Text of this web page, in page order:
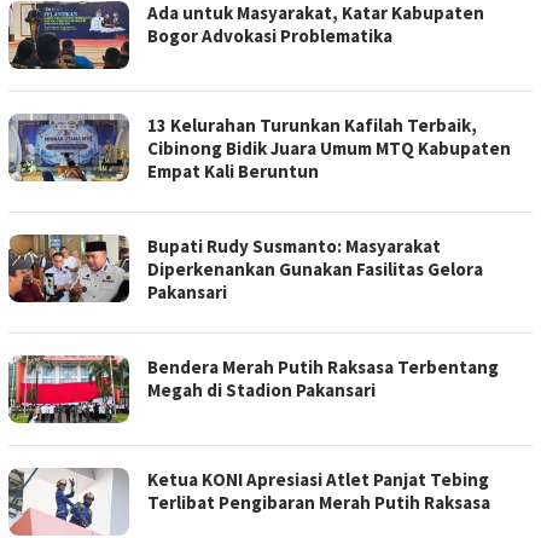
Ada untuk Masyarakat, Katar Kabupaten
Bogor Advokasi Problematika
13 Kelurahan Turunkan Kafilah Terbaik,
Cibinong Bidik Juara Umum MTQ Kabupaten
Empat Kali Beruntun
Bupati Rudy Susmanto: Masyarakat
Diperkenankan Gunakan Fasilitas Gelora
Pakansari
Bendera Merah Putih Raksasa Terbentang
Megah di Stadion Pakansari
Ketua KONI Apresiasi Atlet Panjat Tebing
Terlibat Pengibaran Merah Putih Raksasa